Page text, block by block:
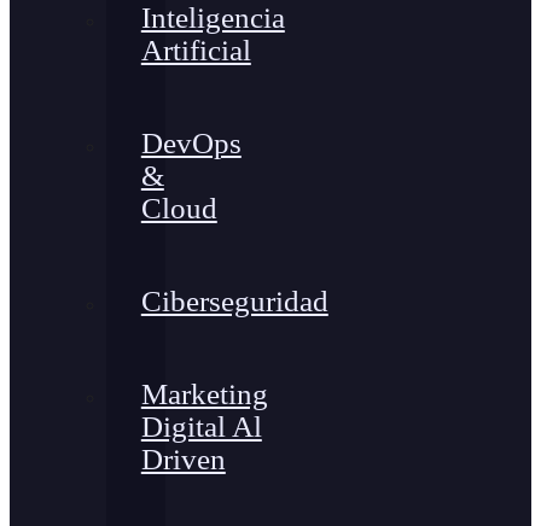
Inteligencia
Artificial
DevOps
&
Cloud
Ciberseguridad
Marketing
Digital Al
Driven